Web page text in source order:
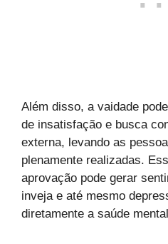
Além disso, a vaidade
de insatisfação e busca
externa, levando as
plenamente realizadas.
aprovação pode gerar
inveja e até mesmo
diretamente a saúde